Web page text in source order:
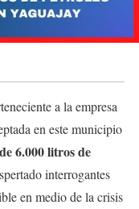
a la empresa
en este municipio
6.000 litros de
interrogantes
en medio de la crisis